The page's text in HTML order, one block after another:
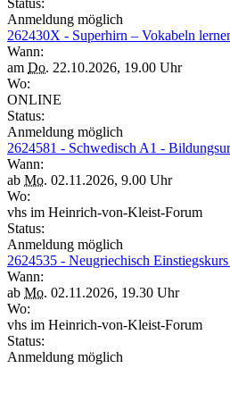
Status:
Anmeldung möglich
262430X - Superhirn – Vokabeln
Wann:
am Do. 22.10.2026, 19.00 Uhr
Wo:
ONLINE
Status:
Anmeldung möglich
2624581 - Schwedisch A1 -
Wann:
ab Mo. 02.11.2026, 9.00 Uhr
Wo:
vhs im Heinrich-von-Kleist-Forum
Status:
Anmeldung möglich
2624535 - Neugriechisch Einstiegskurs
Wann:
ab Mo. 02.11.2026, 19.30 Uhr
Wo:
vhs im Heinrich-von-Kleist-Forum
Status:
Anmeldung möglich